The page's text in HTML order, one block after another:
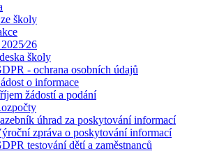
školy
školy
- ochrana osobních údajů
o informace
žádostí a podání
úhrad za poskytování informací
zpráva o poskytování informací
testování dětí a zaměstnanců